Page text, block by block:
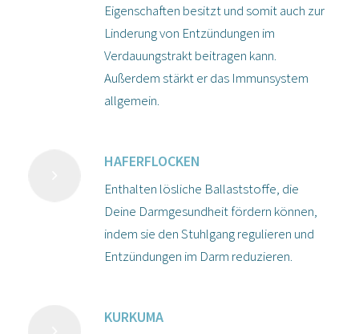
Eigenschaften besitzt und somit auch zur
Linderung von Entzündungen im
Verdauungstrakt beitragen kann.
Außerdem stärkt er das Immunsystem
allgemein.
HAFERFLOCKEN
Enthalten lösliche Ballaststoffe, die
Deine Darmgesundheit fördern können,
indem sie den Stuhlgang regulieren und
Entzündungen im Darm reduzieren.
KURKUMA